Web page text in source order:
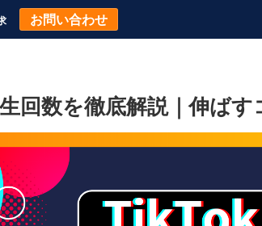
お問い合わせ
回数を徹底解説｜伸ば